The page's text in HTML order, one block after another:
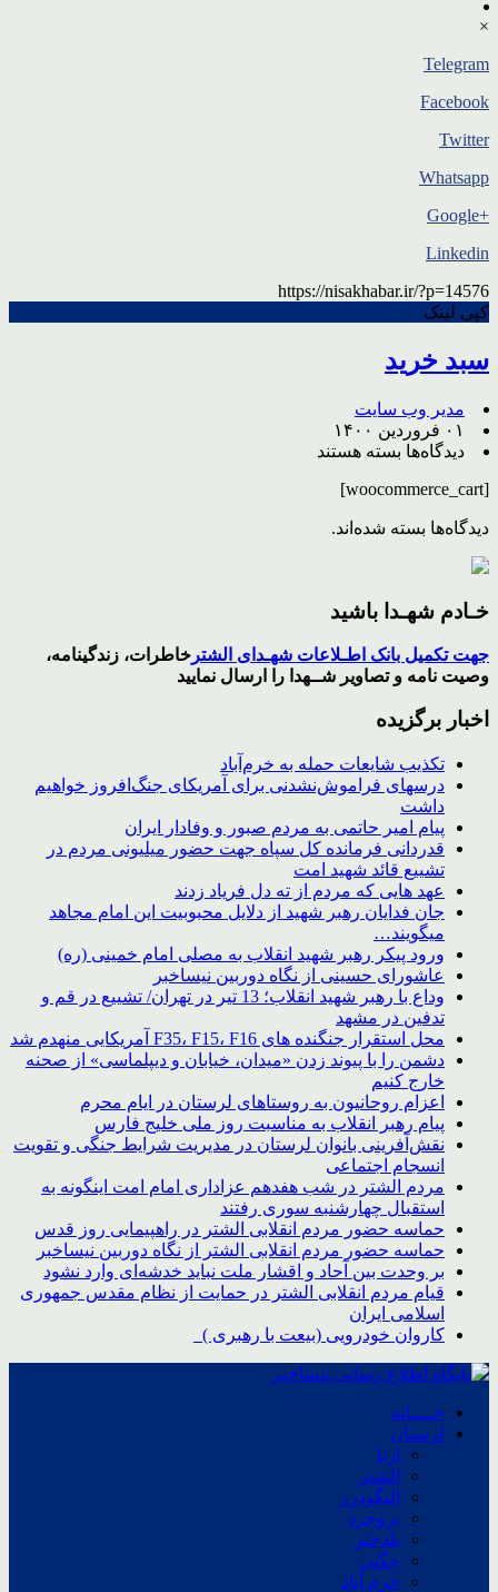
×
Telegram
Facebook
Twitter
Whatsapp
+Google
Linkedin
https://nisakhabar.ir/?p=14576
کپی لینک
سبد خرید
مدیر وب سایت
۰۱ فروردین ۱۴۰۰
دیدگاه‌ها برای
خرید
بسته هستند
[woocommerce_cart]
دیدگاه‌ها بسته شده‌اند.
خـادم شهـدا باشید
جهت تکمیل بانک اطـلاعات شهـدای الشتر خاطرات، زندگینامه،
وصیت نامه و تصاویر شــهدا را ارسال نمایید
اخبار برگزیده
تکذیب شایعات حمله به خرم‌آباد
درسهای فراموش‌نشدنی برای آمریکای جنگ‌افروز خواهیم
داشت
پیام امیر حاتمی به مردم صبور و وفادار ایران
قدردانی فرمانده کل سپاه جهت حضور میلیونی مردم در
تشییع قائد شهید امت
عهد هایی که مردم از ته دل فریاد زدند
جان فدایان رهبر شهید از دلایل محبوبیت این امام مجاهد
میگویند…
ورود پیکر رهبر شهید انقلاب به مصلی امام خمینی (ره)
عاشورای حسینی از نگاه دوربین نیساخبر
وداع با رهبر شهید انقلاب؛ 13 تیر در تهران/ تشییع در قم و
تدفین در مشهد
محل استقرار جنگنده های F35، F15، F16 آمریکایی منهدم شد
دشمن را با پیوند زدن «میدان، خیابان و دیپلماسی» از صحنه
خارج کنیم
اعزام روحانیون به روستاهای لرستان در ایام محرم
پیام رهبر انقلاب به مناسبت روز ملی خلیج فارس
نقش‌آفرینی بانوان لرستان در مدیریت شرایط جنگی و تقویت
انسجام اجتماعی
مردم الشتر در شب هفدهم عزاداری امام امت اینگونه به
استقبال چهارشنبه سوری رفتند
حماسه حضور مردم انقلابی الشتر در راهپیمایی روز قدس
حماسه حضور مردم انقلابی الشتر از نگاه دوربین نیساخبر
بر وحدت بین آحاد و اقشار ملت نباید خدشه‌ای وارد نشود
قیام مردم انقلابی الشتر در حمایت از نظام مقدس جمهوری
اسلامی ایران
کاروان خودرویی (بیعت با رهبری )
خــــانه
لرستان
ازنا
الشتر
الیگودرز
بروجرد
پلدختر
چگنی
خرم آباد